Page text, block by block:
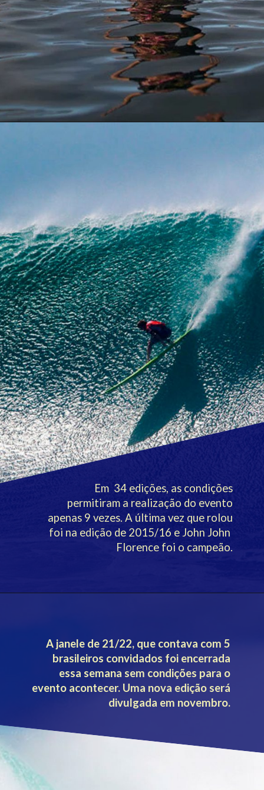
Em  34 edições, as condições
permitiram a realização do evento
apenas 9 vezes. A última vez que rolou
foi na edição de 2015/16 e John John
Florence foi o campeão.
A janele de 21/22, que contava com 5
brasileiros convidados foi encerrada
essa semana sem condições para o
evento acontecer. Uma nova edição será
divulgada em novembro.